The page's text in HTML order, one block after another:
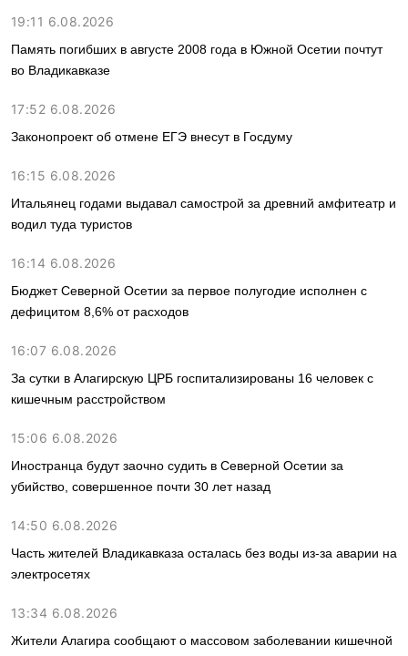
19:11 6.08.2026
Память погибших в августе 2008 года в Южной Осетии почтут
во Владикавказе
17:52 6.08.2026
Законопроект об отмене ЕГЭ внесут в Госдуму
16:15 6.08.2026
Итальянец годами выдавал самострой за древний амфитеатр и
водил туда туристов
16:14 6.08.2026
Бюджет Северной Осетии за первое полугодие исполнен с
дефицитом 8,6% от расходов
16:07 6.08.2026
За сутки в Алагирскую ЦРБ госпитализированы 16 человек с
кишечным расстройством
15:06 6.08.2026
Иностранца будут заочно судить в Северной Осетии за
убийство, совершенное почти 30 лет назад
14:50 6.08.2026
Часть жителей Владикавказа осталась без воды из-за аварии на
электросетях
13:34 6.08.2026
Жители Алагира сообщают о массовом заболевании кишечной